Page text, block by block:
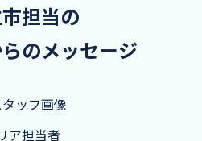
担当の
のメッセージ
ア担当者